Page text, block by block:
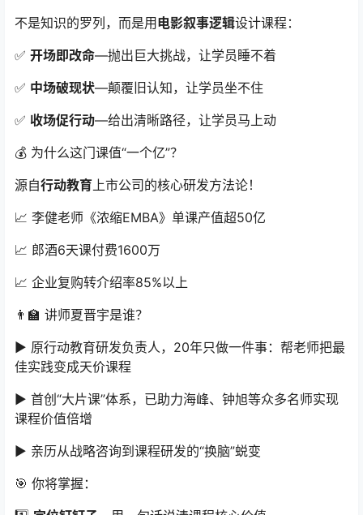
不是知识的罗列，而是用 电影叙事逻辑设计课程：
✅ 开场即改命—抛出巨大挑战，让学员睡不着
✅ 中场破现状—颠覆旧认知，让学员坐不住
✅ 收场促行动—给出清晰路径，让学员马上动
💰 为什么这门课值“一个亿”？
源自行动教育上市公司的核心研发方法论！
📈 李健老师《浓缩EMBA》单课产值超50亿
📈 郎酒6天课付费1600万
📈 企业复购转介绍率85%以上
👨‍🏫 讲师夏晋宇是谁？
▶️ 原行动教育研发负责人，20年只做一件事：帮老师把最
佳实践变成天价课程
▶️ 首创“大片课”体系，已助力海峰、钟旭等众多名师实现
课程价值倍增
▶️ 亲历从战略咨询到课程研发的“换脑”蜕变
🎯 你将掌握：